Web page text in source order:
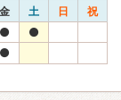
金 土 日 祝